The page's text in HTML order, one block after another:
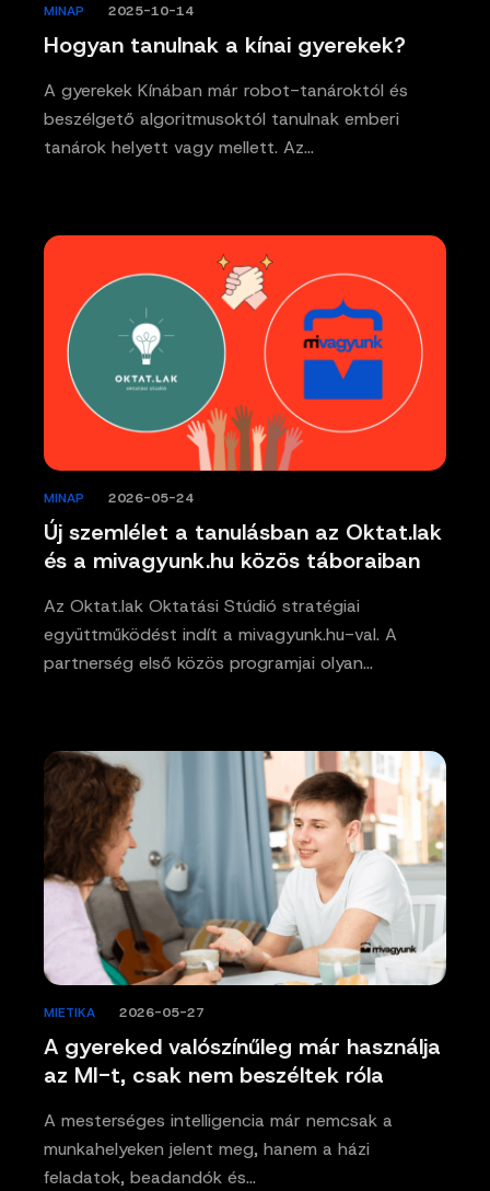
Hogyan tanulnak a kínai gyerekek?
MINAP 2025-10-14
A gyerekek Kínában már robot-tanároktól és
beszélgető algoritmusoktól tanulnak emberi
tanárok helyett vagy mellett. Az…
Új szemlélet a tanulásban az Oktat.lak
és a mivagyunk.hu közös táboraiban
MINAP 2026-05-24
Az Oktat.lak Oktatási Stúdió stratégiai
együttműködést indít a mivagyunk.hu-val. A
partnerség első közös programjai olyan…
A gyereked valószínűleg már használja
az MI-t, csak nem beszéltek róla
MIETIKA 2026-05-27
A mesterséges intelligencia már nemcsak a
munkahelyeken jelent meg, hanem a házi
feladatok, beadandók és…